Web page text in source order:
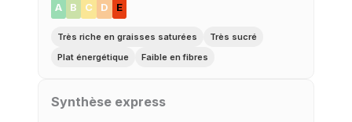
A B C D E
Très riche en graisses saturées
Très sucré
Plat énergétique
Faible en fibres
Synthèse express